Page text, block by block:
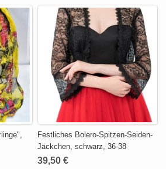
Festliches Bolero-Spitzen-Seiden-
Jäckchen, schwarz, 36-38
39,50 €